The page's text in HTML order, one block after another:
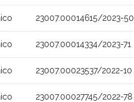
23007.00014615/2023-50
23007.00014334/2023-71
23007.00023537/2022-10
23007.00027745/2022-78